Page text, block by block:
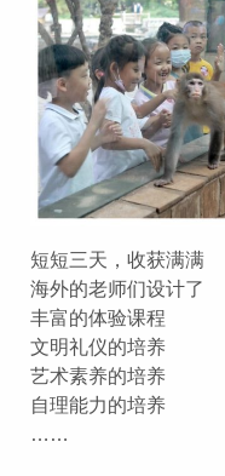
短短三天，收获满满
海外的老师们设计了
丰富的体验课程
文明礼仪的培养
艺术素养的培养
自理能力的培养
……